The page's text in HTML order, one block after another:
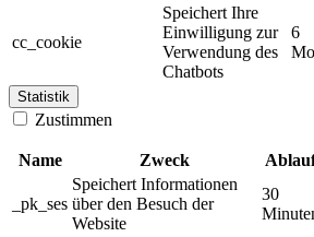
cc_cookie
Speichert Ihre
Einwilligung zur
Verwendung des
Chatbots
6
Statistik
Zustimmen
Name Zweck
_pk_ses
Speichert Informationen
über den Besuch der
Website
30